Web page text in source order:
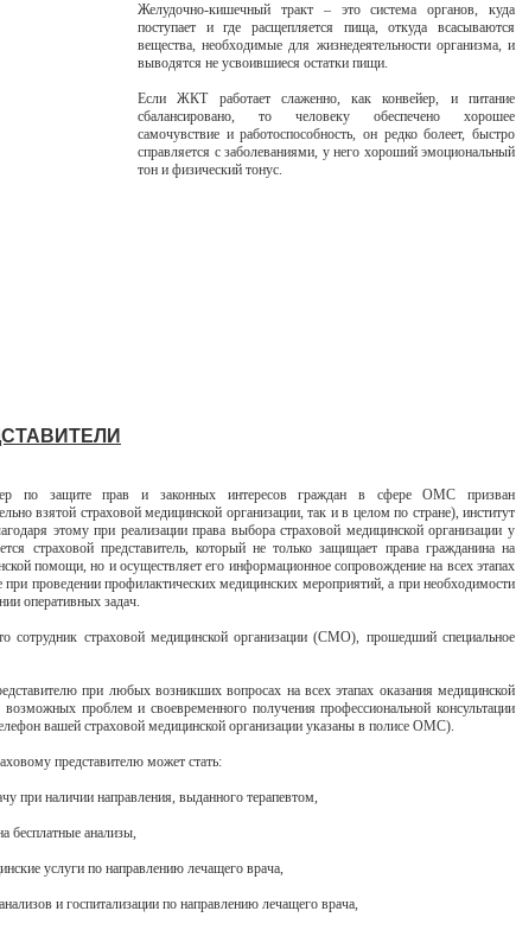
Желудочно-кишечный тракт – это система органов, куда
поступает и где расщепляется пища, откуда всасываются
вещества, необходимые для жизнедеятельности организма, и
выводятся не усвоившиеся остатки пищи.
Если ЖКТ работает слаженно, как конвейер, и питание
сбалансировано, то человеку обеспечено хорошее
самочувствие и работоспособность, он редко болеет, быстро
справляется с заболеваниями, у него хороший эмоциональный
тон и физический тонус.
по защите прав и законных интересов граждан в сфере ОМС призван
взятой страховой медицинской организации, так и в целом по стране), институт
этому при реализации права выбора страховой медицинской организации у
страховой представитель, который не только защищает права гражданина на
помощи, но и осуществляет его информационное сопровождение на всех этапах
проведении профилактических медицинских мероприятий, а при необходимости
оперативных задач.
сотрудник страховой медицинской организации (СМО), прошедший специальное
при любых возникших вопросах на всех этапах оказания медицинской
проблем и своевременного получения профессиональной консультации
вашей страховой медицинской организации указаны в полисе ОМС).
представителю может стать:
при наличии направления, выданного терапевтом,
бесплатные анализы,
услуги по направлению лечащего врача,
и госпитализации по направлению лечащего врача,